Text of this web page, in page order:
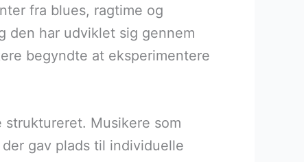
fra blues, ragtime og
den har udviklet sig gennem
begyndte at eksperimentere
struktureret. Musikere som
gav plads til individuelle